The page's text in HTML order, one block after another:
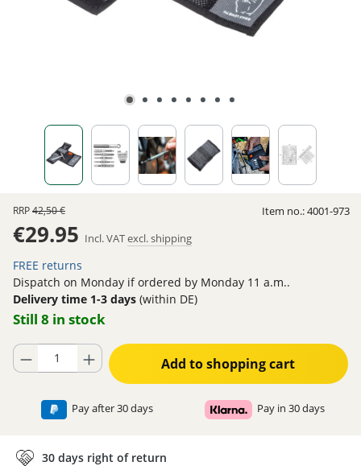
RRP42,50 €
€29.95 Incl. VATexcl. shipping
FREE returns
Dispatch on Monday if ordered by Monday 11 a.m..
Delivery time 1-3 days (within DE)
Still 8 in stock
Product Quantity: Enter the desired amount or use the buttons to
Add to shopping cart
Pay after 30 days Pay in 30 days
Item no.:4001-973
30 days right of return